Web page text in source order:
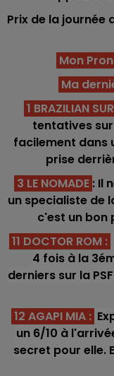
Prix de la journée
Mon
Ma
1 BRAZILIAN
tentatives sur
facilement dans
prise
3 LE NOMADE : Il
un specialiste de
c'est un bon
11 DOCTOR ROM :
4 fois à la
derniers sur la
12 AGAPI MIA :
un 6/10 à
secret pour elle.